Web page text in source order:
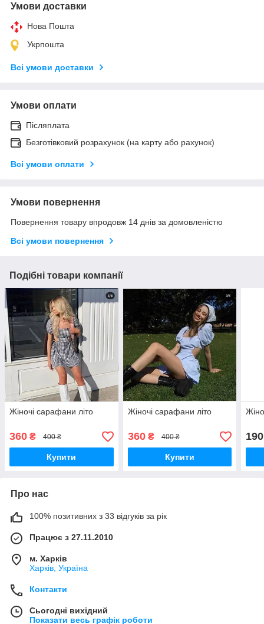
Умови доставки
Нова Пошта
Укрпошта
Всі умови доставки
Умови оплати
Післяплата
Безготівковий розрахунок (на карту або рахунок)
Всі умови оплати
Умови повернення
Повернення товару впродовж 14 днів за домовленістю
Всі умови повернення
Подібні товари компанії
Жіночі сарафани літо
360 ₴ 400 ₴
Купити
Жіночі сарафани літо
360₴ 400 ₴
Купити
190
Про нас
100% позитивних з 33 відгуків за рік
Працює з 27.11.2010
м. Харків
Харків, Україна
Контакти
Сьогодні вихідний
Показати весь графік роботи